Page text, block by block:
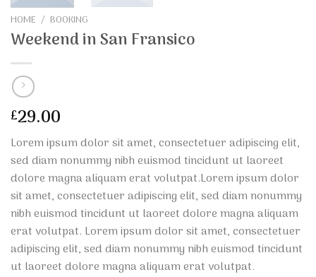
HOME / BOOKING
Weekend in San Fransico
£29.00
Lorem ipsum dolor sit amet, consectetuer adipiscing elit,
sed diam nonummy nibh euismod tincidunt ut laoreet
dolore magna aliquam erat volutpat.Lorem ipsum dolor
sit amet, consectetuer adipiscing elit, sed diam nonummy
nibh euismod tincidunt ut laoreet dolore magna aliquam
erat volutpat. Lorem ipsum dolor sit amet, consectetuer
adipiscing elit, sed diam nonummy nibh euismod tincidunt
ut laoreet dolore magna aliquam erat volutpat.